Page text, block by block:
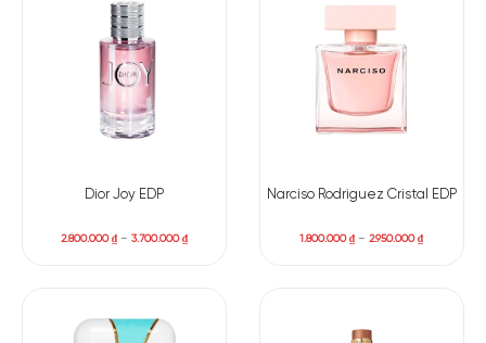
Dior Joy EDP
2.800.000₫– 3.700.000₫
Narciso Rodriguez Cristal EDP
1.800.000₫ –2.950.000₫